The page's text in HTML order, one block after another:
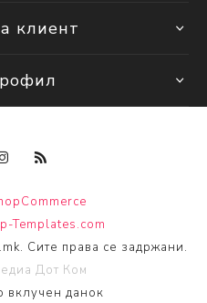
клиент
Templates.com
Сите права се задржани.
Дот Ком
вклучен данок